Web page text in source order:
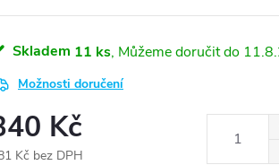
Skladem 11 ks
Možnosti doručení
Kč
Kč bez DPH